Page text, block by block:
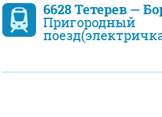
6628 Тетерев —
Пригородный